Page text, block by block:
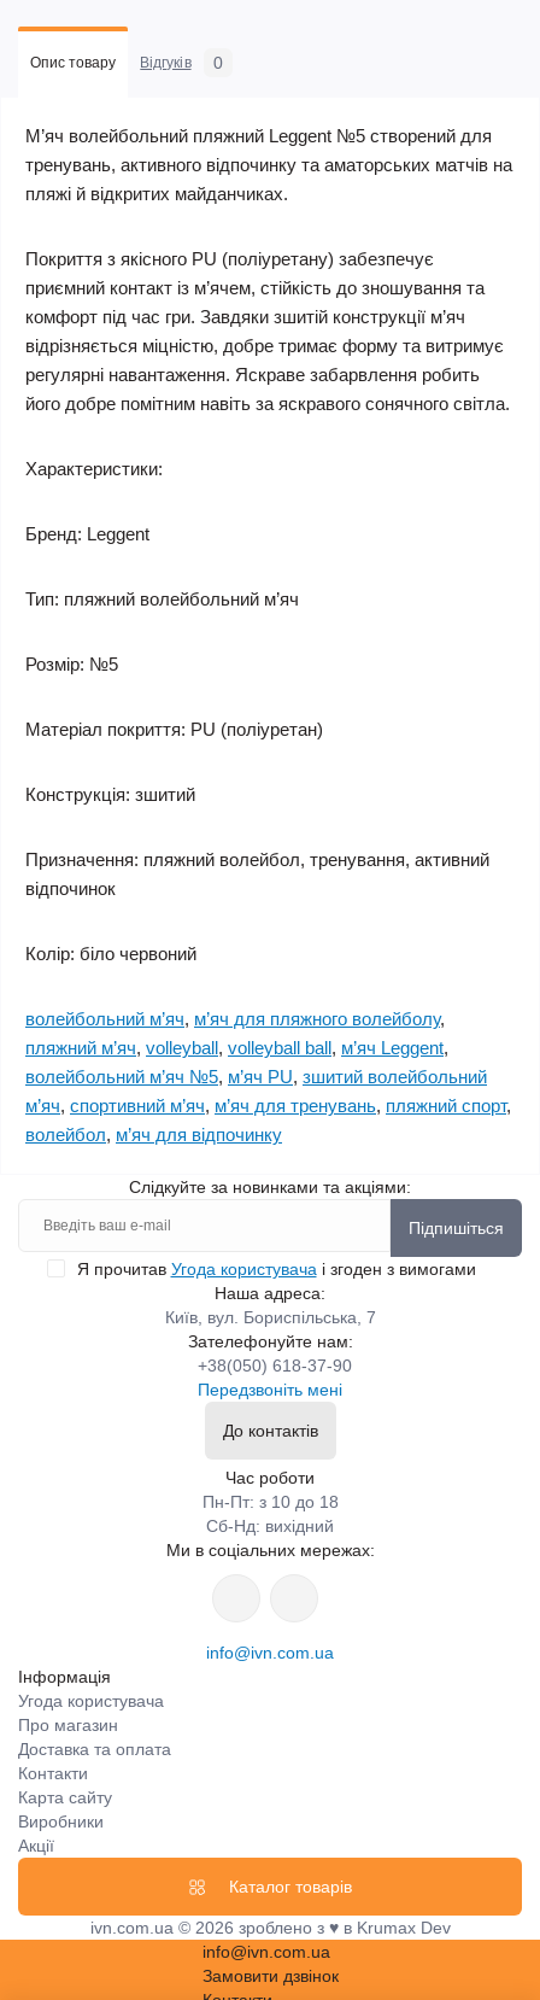
Опис товару Відгуків 0
М’яч волейбольний пляжний Leggent №5 створений для
тренувань, активного відпочинку та аматорських матчів на
пляжі й відкритих майданчиках.
Покриття з якісного PU (поліуретану) забезпечує
приємний контакт із м’ячем, стійкість до зношування та
комфорт під час гри. Завдяки зшитій конструкції м’яч
відрізняється міцністю, добре тримає форму та витримує
регулярні навантаження. Яскраве забарвлення робить
його добре помітним навіть за яскравого сонячного світла.
Характеристики:
Бренд: Leggent
Тип: пляжний волейбольний м’яч
Розмір: №5
Матеріал покриття: PU (поліуретан)
Конструкція: зшитий
Призначення: пляжний волейбол, тренування, активний
відпочинок
Колір: біло червоний
волейбольний м’яч, м’яч для пляжного волейболу,
пляжний м’яч, volleyball, volleyball ball, м’яч Leggent,
волейбольний м’яч №5, м’яч PU, зшитий волейбольний
м’яч, спортивний м’яч, м’яч для тренувань, пляжний спорт,
волейбол, м’яч для відпочинку
Слідкуйте за новинками та акціями:
Підпишіться
Я прочитав Угода користувача і згоден з вимогами
Наша адреса:
Київ, вул. Бориспільська, 7
Зателефонуйте нам:
+38(050) 618-37-90
Передзвоніть мені
До контактів
Час роботи
Пн-Пт: з 10 до 18
Сб-Нд: вихідний
Ми в соціальних мережах:
info@ivn.com.ua
Інформація
Угода користувача
Про магазин
Доставка та оплата
Контакти
Карта сайту
Виробники
Акції
Каталог товарів
ivn.com.ua © 2026 зроблено з ♥ в Krumax Dev
info@ivn.com.ua
Замовити дзвінок